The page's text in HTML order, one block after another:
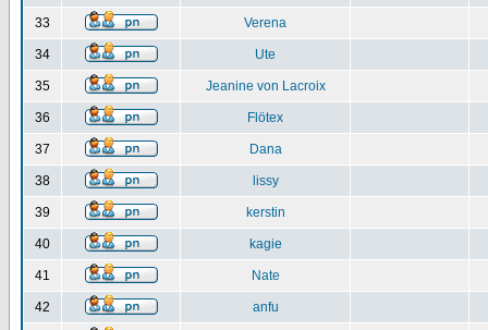
33 Verena
34 Ute
35 Jeanine von Lacroix
36 Flötex
37 Dana
38 lissy
39 kerstin
40 kagie
41 Nate
42 anfu